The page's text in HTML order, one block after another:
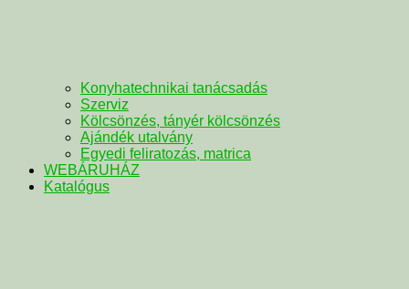
Konyhatechnikai tanácsadás
Szerviz
Kölcsönzés, tányér kölcsönzés
Ajándék utalvány
Egyedi feliratozás, matrica
WEBÁRUHÁZ
Katalógus